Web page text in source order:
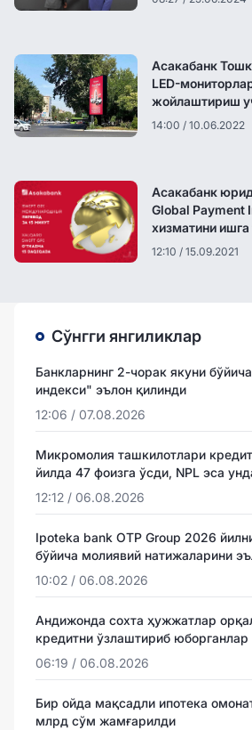
Асакабанк
LED-
жойлаштириш
танлов
14:00 / 10.06.2022
Асакабанк
Global Payment
хизматини
12:10 / 15.09.2021
Сўнгги янгиликлар
Банкларнинг 2-чорак якуни
индекси" эълон қилинди
12:06 / 07.08.2026
Микромолия ташкилотлари
йилда 47 фоизга ўсди, NPL эса
12:12 / 06.08.2026
Ipoteka bank OTP Group 2026
бўйича молиявий натижаларини
10:02 / 06.08.2026
Андижонда сохта ҳужжатлар
кредитни ўзлаштириб юборганлар
06:19 / 06.08.2026
Бир ойда мақсадли ипотека
млрд сўм жамғарилди